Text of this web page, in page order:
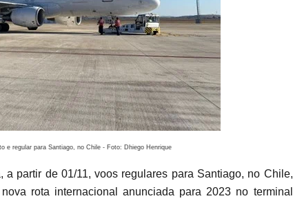
e regular para Santiago, no Chile - Foto: Dhiego Henrique
partir de 01/11, voos regulares para Santiago, no Chile,
rota internacional anunciada para 2023 no terminal